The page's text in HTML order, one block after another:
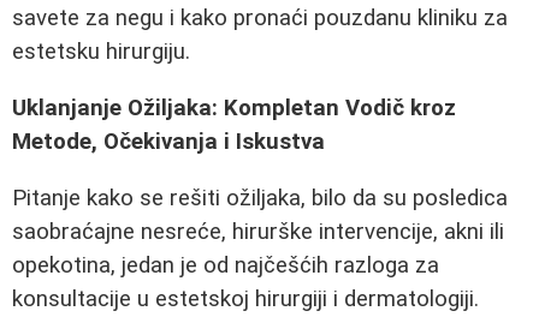
savete za negu i kako pronaći pouzdanu kliniku za
estetsku hirurgiju.
Uklanjanje Ožiljaka: Kompletan Vodič kroz
Metode, Očekivanja i Iskustva
Pitanje kako se rešiti ožiljaka, bilo da su posledica
saobraćajne nesreće, hirurške intervencije, akni ili
opekotina, jedan je od najčešćih razloga za
konsultacije u estetskoj hirurgiji i dermatologiji.